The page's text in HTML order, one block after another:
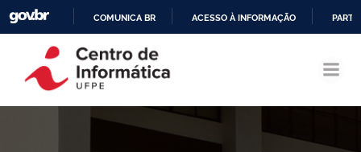
CONTEÚDO
COMUNICA BR ACESSO À INFORMAÇÃO